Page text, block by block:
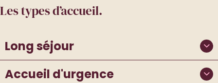
Les types d’accueil.
Long séjour
Accueil d'urgence